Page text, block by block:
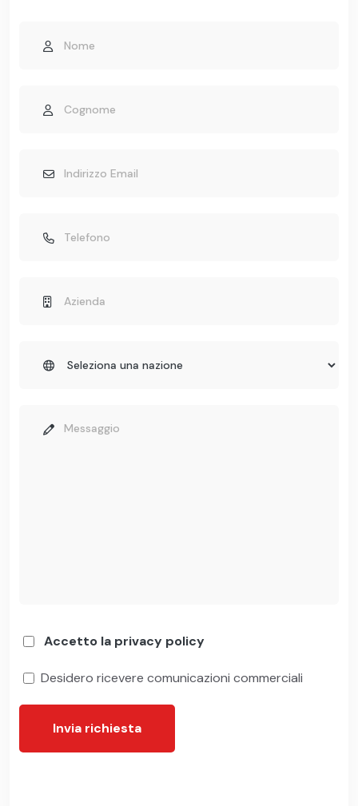
Accetto la privacy policy
Desidero ricevere comunicazioni commerciali
Invia richiesta